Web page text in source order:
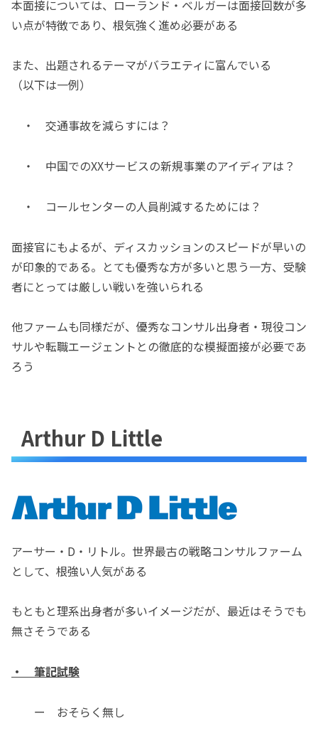
本面接については、ローランド・ベルガーは面接回数が多
い点が特徴であり、根気強く進め必要がある
また、出題されるテーマがバラエティに富んでいる
（以下は一例）
・ 交通事故を減らすには？
・ 中国でのXXサービスの新規事業のアイディアは？
・ コールセンターの人員削減するためには？
面接官にもよるが、ディスカッションのスピードが早いの
が印象的である。とても優秀な方が多いと思う一方、受験
者にとっては厳しい戦いを強いられる
他ファームも同様だが、優秀なコンサル出身者・現役コン
サルや転職エージェントとの徹底的な模擬面接が必要であ
ろう
Arthur D Little
アーサー・D・リトル。世界最古の戦略コンサルファーム
として、根強い人気がある
もともと理系出身者が多いイメージだが、最近はそうでも
無さそうである
・ 筆記試験
ー おそらく無し